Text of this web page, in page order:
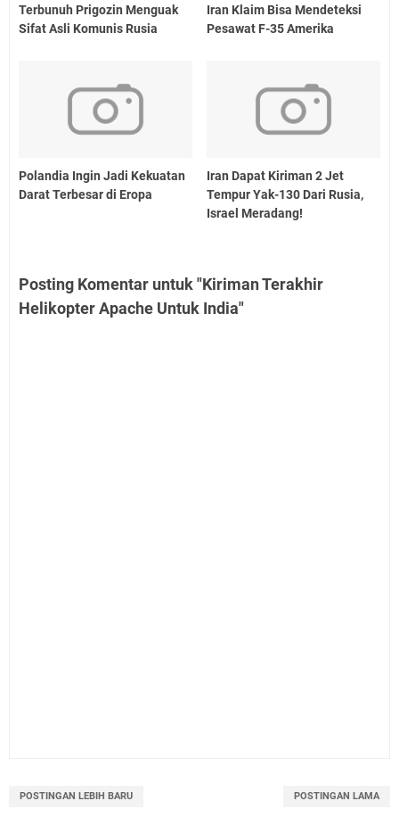
Terbunuh Prigozin Menguak
Sifat Asli Komunis Rusia
Iran Klaim Bisa Mendeteksi
Pesawat F-35 Amerika
Polandia Ingin Jadi Kekuatan
Darat Terbesar di Eropa
Iran Dapat Kiriman 2 Jet
Tempur Yak-130 Dari Rusia,
Israel Meradang!
Posting Komentar untuk "Kiriman Terakhir
Helikopter Apache Untuk India"
POSTINGAN LEBIH BARU POSTINGAN LAMA